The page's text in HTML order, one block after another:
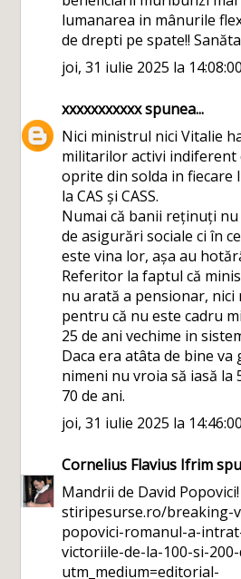
lumanarea in mânurile
de drepti pe spate!!
joi, 31 iulie 2025 la
xxxxxxxxxxxspunea...
Nici ministrul nici Vitalie
militarilor activi indiferent
oprite din solda in fiecare
la CAS și CASS.
Numai că banii reținuți
de asigurări sociale ci în
este vina lor, așa au
Referitor la faptul că
nu arată a pensionar, nici
pentru că nu este cadru
25 de ani vechime in
Daca era atâta de bine va
nimeni nu vroia să iasă la
70 de ani.
joi, 31 iulie 2025 la
Cornelius Flavius Ifrim
Mandrii de David Popovici!
stiripesurse.ro/breaking-
popovici-romanul-a-
victoriile-de-la-100-si-200-
utm_medium=editorial-